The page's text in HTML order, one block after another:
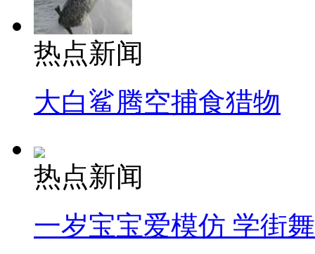
热点新闻
大白鲨腾空捕食猎物
热点新闻
一岁宝宝爱模仿 学街